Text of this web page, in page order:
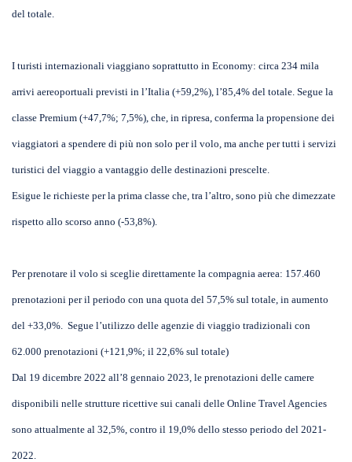
del totale.
I turisti internazionali viaggiano soprattutto in Economy: circa 234 mila
arrivi aereoportuali previsti in l’Italia (+59,2%), l’85,4% del totale. Segue la
classe Premium (+47,7%; 7,5%), che, in ripresa, conferma la propensione dei
viaggiatori a spendere di più non solo per il volo, ma anche per tutti i servizi
turistici del viaggio a vantaggio delle destinazioni prescelte.
Esigue le richieste per la prima classe che, tra l’altro, sono più che dimezzate
rispetto allo scorso anno (-53,8%).
Per prenotare il volo si sceglie direttamente la compagnia aerea: 157.460
prenotazioni per il periodo con una quota del 57,5% sul totale, in aumento
del +33,0%. Segue l’utilizzo delle agenzie di viaggio tradizionali con
62.000 prenotazioni (+121,9%; il 22,6% sul totale)
Dal 19 dicembre 2022 all’8 gennaio 2023, le prenotazioni delle camere
disponibili nelle strutture ricettive sui canali delle Online Travel Agencies
sono attualmente al 32,5%, contro il 19,0% dello stesso periodo del 2021-
2022.